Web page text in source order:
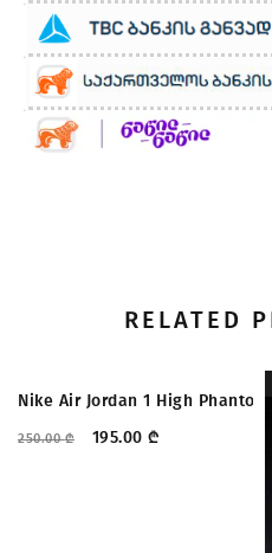
RELATED
Nike Air Jordan 1 High Phantom
250.00₾ 195.00 ₾